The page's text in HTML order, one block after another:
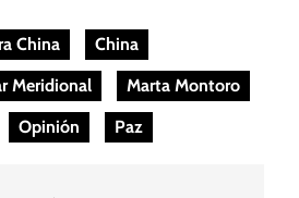
China
China
Meridional
Marta Montoro
Opinión Paz